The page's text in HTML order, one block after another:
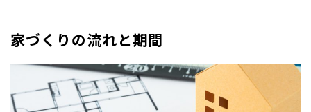
家づくりの流れと期間